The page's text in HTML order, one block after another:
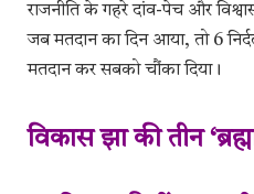
राजनीति के गहरे दांव-पेच और
जब मतदान का दिन आया, तो 6
मतदान कर सबको चौंका दिया।
विकास झा की तीन